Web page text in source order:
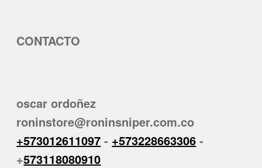
CONTACTO
oscar ordoñez
roninstore@roninsniper.com.co
+573012611097 - +573228663306 -
+573118080910